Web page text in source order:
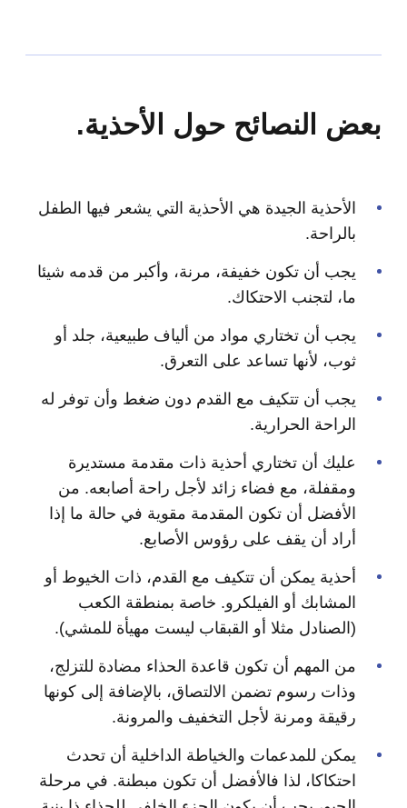
بعض النصائح حول الأحذية.
الأحذية الجيدة هي الأحذية التي يشعر فيها الطفل
بالراحة.
يجب أن تكون خفيفة، مرنة، وأكبر من قدمه شيئا
ما، لتجنب الاحتكاك.
يجب أن تختاري مواد من ألياف طبيعية، جلد أو
ثوب، لأنها تساعد على التعرق.
يجب أن تتكيف مع القدم دون ضغط وأن توفر له
الراحة الحرارية.
عليك أن تختاري أحذية ذات مقدمة مستديرة
ومقفلة، مع فضاء زائد لأجل راحة أصابعه. من
الأفضل أن تكون المقدمة مقوية في حالة ما إذا
أراد أن يقف على رؤوس الأصابع.
أحذية يمكن أن تتكيف مع القدم، ذات الخيوط أو
المشابك أو الفيلكرو. خاصة بمنطقة الكعب
(الصنادل مثلا أو القبقاب ليست مهيأة للمشي).
من المهم أن تكون قاعدة الحذاء مضادة للتزلج،
وذات رسوم تضمن الالتصاق، بالإضافة إلى كونها
رقيقة ومرنة لأجل التخفيف والمرونة.
يمكن للمدعمات والخياطة الداخلية أن تحدث
احتكاكا، لذا فالأفضل أن تكون مبطنة. في مرحلة